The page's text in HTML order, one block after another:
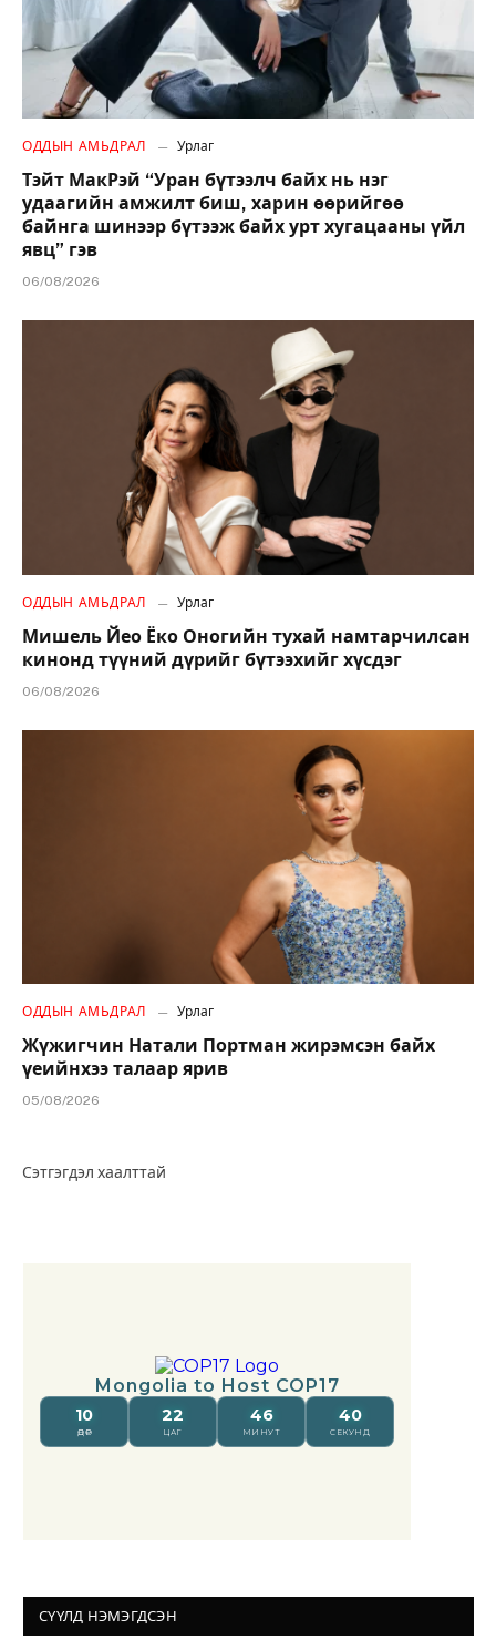
ОДДЫН АМЬДРАЛ Урлаг
Тэйт МакРэй “Уран бүтээлч байх нь нэг
удаагийн амжилт биш, харин өөрийгөө
байнга шинээр бүтээж байх урт хугацааны үйл
явц” гэв
06/08/2026
ОДДЫН АМЬДРАЛ Урлаг
Мишель Йео Ёко Оногийн тухай намтарчилсан
кинонд түүний дүрийг бүтээхийг хүсдэг
06/08/2026
ОДДЫН АМЬДРАЛ Урлаг
Жүжигчин Натали Портман жирэмсэн байх
үеийнхээ талаар ярив
05/08/2026
Сэтгэгдэл хаалттай
СҮҮЛД НЭМЭГДСЭН